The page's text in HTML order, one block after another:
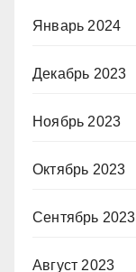
Январь 2024
Декабрь 2023
Ноябрь 2023
Октябрь 2023
Сентябрь 2023
Август 2023